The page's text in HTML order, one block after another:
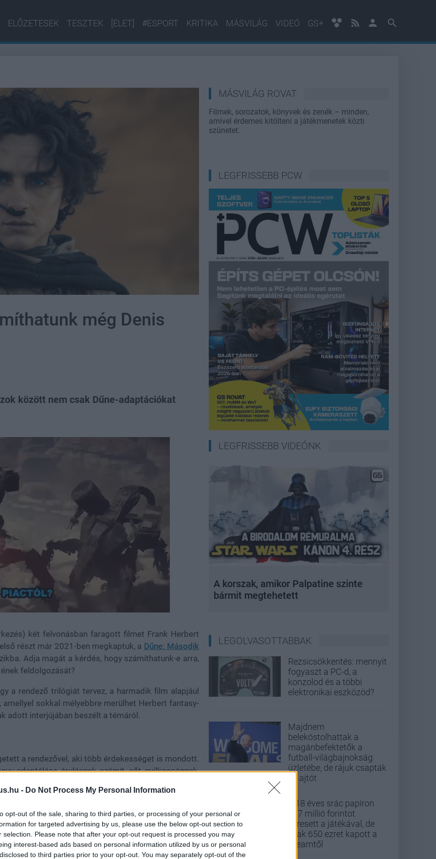
- Do Not Process My Personal Information
opt-out of the sale, sharing to third parties, or processing of your personal or
for targeted advertising by us, please use the below opt-out section to
selection. Please note that after your opt-out request is processed you may
interest-based ads based on personal information utilized by us or personal
to third parties prior to your opt-out. You may separately opt-out of the
ELŐZETESEK TESZTEK [ÉLET] #ESPORT KRITIKA MÁSVILÁG VIDEÓ GS+
még Denis
között nem csak Dűne-adaptációkat
két felvonásban faragott filmet Frank Herbert
részt már 2021-ben megkaptuk, a Dűne: Második
Adja magát a kérdés, hogy számíthatunk-e arra,
feldolgozását?
a rendező trilógiát tervez, a harmadik film alapjául
, amellyel sokkal mélyebbre merülhet Herbert fantasy-
adott interjújában beszélt a témáról.
a rendezővel, aki több érdekességet is mondott.
adaptálása árulásnak számít, sőt gyilkosságnak,
művét a maga módján értelmezte, mindent
a hangulatot, a színeket, az illatot - mindent, amit
A Dűne Messiása lesz az utolsó Dűne-filmje, tehát a
tőle. Ami nem meglepő, mert Villeneuve sosem
rendezővé váljon.
MÁSVILÁG ROVAT
Filmek, sorozatok, könyvek és zenék – minden,
amivel érdemes kitölteni a játékmenetek közti
szünetet.
LEGFRISSEBB PCW
LEGFRISSEBB VIDEÓNK
A korszak, amikor Palpatine szinte
bármit megtehetett
LEGOLVASOTTABBAK
Rezsicsökkentés: mennyit
fogyaszt a PC-d, a
konzolod és a többi
elektronikai eszközöd?
Majdnem
belekóstolhattak a
magánbefektetők a
futball-világbajnokság
üzletébe, de rájuk csapták
az ajtót
A 18 éves srác papíron
437 millió forintot
keresett a játékával, de
csak 650 ezret kapott a
Steamtől